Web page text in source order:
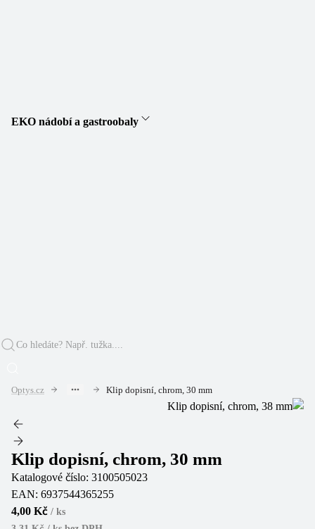
EKO nádobí a gastroobaly
Optys.cz Klip dopisní, chrom, 30 mm
Klip dopisní, chrom, 30 mm
Katalogové číslo: 3100505023
EAN: 6937544365255
4,00 Kč / ks